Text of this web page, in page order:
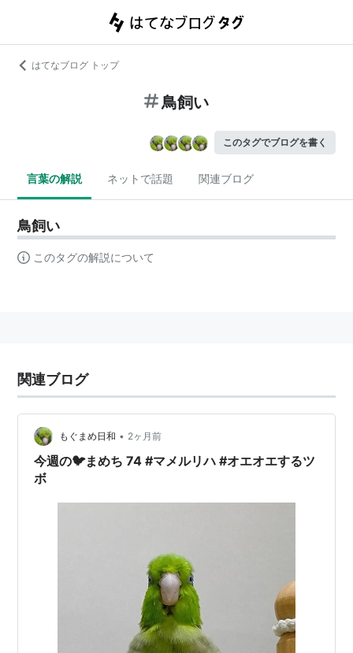
はてなブログ トップ
鳥飼い
このタグでブログを書く
言葉の解説 ネットで話題 関連ブログ
鳥飼い
このタグの解説について
関連ブログ
もぐまめ日和 • 2ヶ月前
今週の🐦まめち 74 #マメルリハ #オエオエするツ
ボ